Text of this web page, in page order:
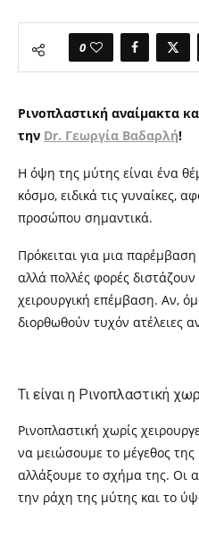
0
Ρινοπλαστική αναίμακτα
την Dr. Γεωργία Βαδαρλή!
Η όψη της μύτης είναι ένα
κόσμο, ειδικά τις γυναίκες,
προσώπου σημαντικά.
Πρόκειται για μια
αλλά πολλές φορές
χειρουργική επέμβαση. Αν,
διορθωθούν τυχόν ατέλειες
Τι είναι η Ρινοπλαστική
Ρινοπλαστική χωρίς
να μειώσουμε το μέγεθος
αλλάξουμε το σχήμα της. Οι
την ράχη της μύτης και το